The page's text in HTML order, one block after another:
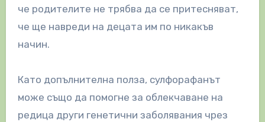
че родителите не трябва да се притесняват,
че ще навреди на децата им по никакъв
начин.
Като допълнителна полза, сулфорафанът
може също да помогне за облекчаване на
редица други генетични заболявания чрез